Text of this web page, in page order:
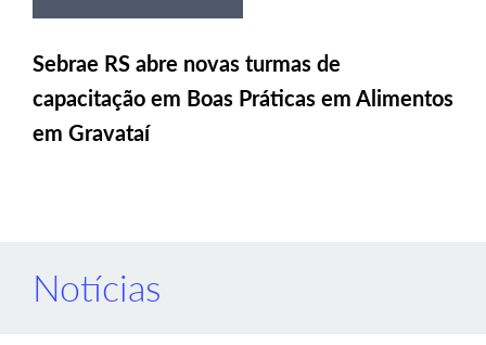
Sebrae RS abre novas turmas de
capacitação em Boas Práticas em Alimentos
em Gravataí
Notícias